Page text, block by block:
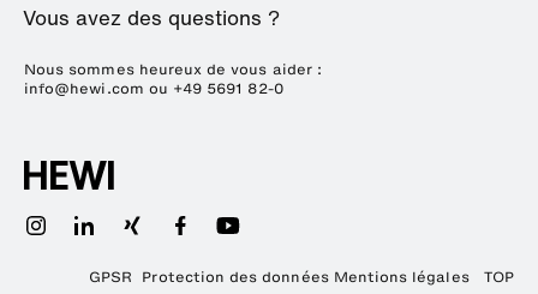
Vous avez des questions ?
Nous sommes heureux de vous aider :
info@hewi.com ou +49 5691 82-0
TOP
GPSR Protection des données Mentions légales